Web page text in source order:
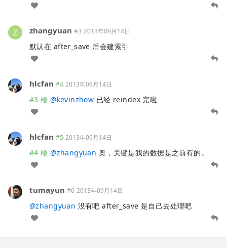
zhangyuan #3 2013年09月14日
默认在 after_save 后会建索引
hlcfan #4 2013年09月14日
#3 楼 @kevinzhow 已经 reindex 完啦
hlcfan #5 2013年09月14日
#4 楼 @zhangyuan 奥，关键是我的数据是之前有的。
tumayun #6 2013年09月14日
@zhangyuan 没有吧 after_save 是自己去处理吧